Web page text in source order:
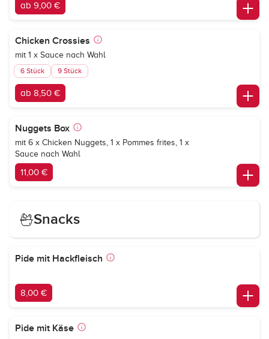
ab 9,00 €
Chicken Crossies
mit 1 x Sauce nach Wahl
6 Stück 9 Stück
ab 8,50 €
Nuggets Box
mit 6 x Chicken Nuggets, 1 x Pommes frites, 1 x
Sauce nach Wahl
11,00 €
Snacks
Pide mit Hackfleisch
8,00 €
Pide mit Käse